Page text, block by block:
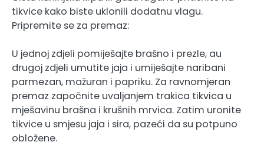
tikvice kako biste uklonili dodatnu vlagu.
Pripremite se za premaz:
U jednoj zdjeli pomiješajte brašno i prezle, au
drugoj zdjeli umutite jaja i umiješajte naribani
parmezan, mažuran i papriku. Za ravnomjeran
premaz započnite uvaljanjem trakica tikvica u
mješavinu brašna i krušnih mrvica. Zatim uronite
tikvice u smjesu jaja i sira, pazeći da su potpuno
obložene.